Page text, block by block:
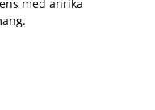
med anrika